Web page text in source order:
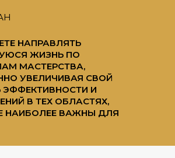
НАПРАВЛЯТЬ
ЖИЗНЬ ПО
МАСТЕРСТВА,
УВЕЛИЧИВАЯ СВОЙ
ЭФФЕКТИВНОСТИ И
В ТЕХ ОБЛАСТЯХ,
НАИБОЛЕЕ ВАЖНЫ ДЛЯ